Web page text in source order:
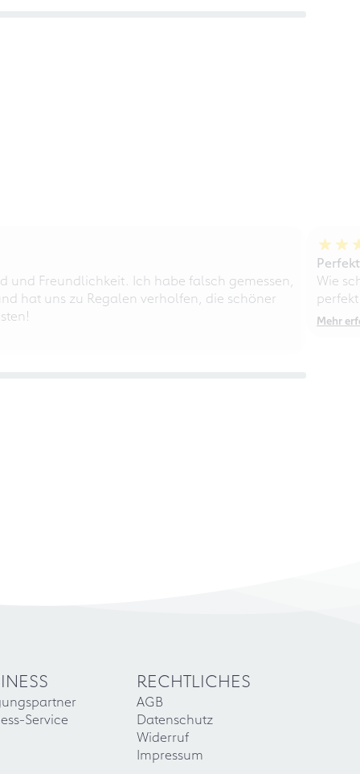
Freundlichkeit. Ich habe falsch gemessen,
hat uns zu Regalen verholfen, die schöner
Wie
Mehr
Service
RECHTLICHES
AGB
Datenschutz
Widerruf
Impressum